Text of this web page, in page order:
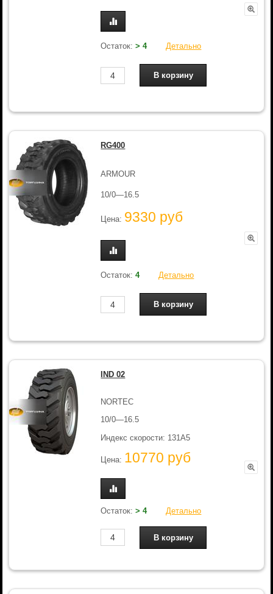
Остаток:> 4 Детально
RG400
ARMOUR
10/0—16.5
Цена: 9330 руб
Остаток:4 Детально
IND 02
NORTEC
10/0—16.5
Индекс скорости: 131A5
Цена: 10770 руб
Остаток:> 4 Детально